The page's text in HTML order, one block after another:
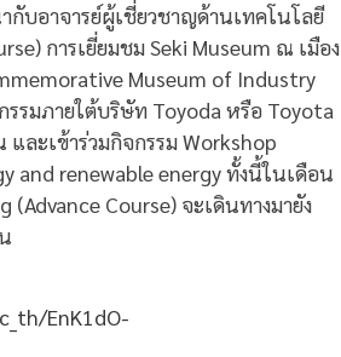
กับอาจารย์ผู้เชี่ยวชาญด้านเทคโนโลยี
การเยี่ยมชม Seki Museum ณ เมือง
Museum of Industry
รมภายใต้บริษัท Toyoda หรือ Toyota
ละเข้าร่วมกิจกรรม Workshop
and renewable energy ทั้งนี้ในเดือน
Course) จะเดินทางมายัง
EnK1dO-